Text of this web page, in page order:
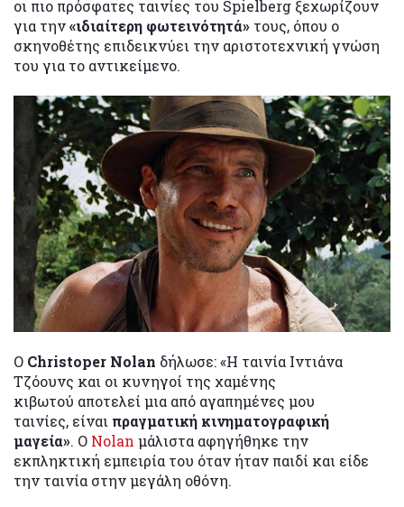
οι πιο πρόσφατες ταινίες του Spielberg ξεχωρίζουν
για την«ιδιαίτερη φωτεινότητά» τους, όπου ο
σκηνοθέτης επιδεικνύει την αριστοτεχνική γνώση
του για το αντικείμενο.
Ο Christoper Nolan δήλωσε: «Η ταινία Ιντιάνα
Τζόουνς και οι κυνηγοί της χαμένης
κιβωτού αποτελεί μια από αγαπημένες μου
ταινίες, είναι πραγματική κινηματογραφική
μαγεία». Ο Nolan μάλιστα αφηγήθηκε την
εκπληκτική εμπειρία του όταν ήταν παιδί και είδε
την ταινία στην μεγάλη οθόνη.